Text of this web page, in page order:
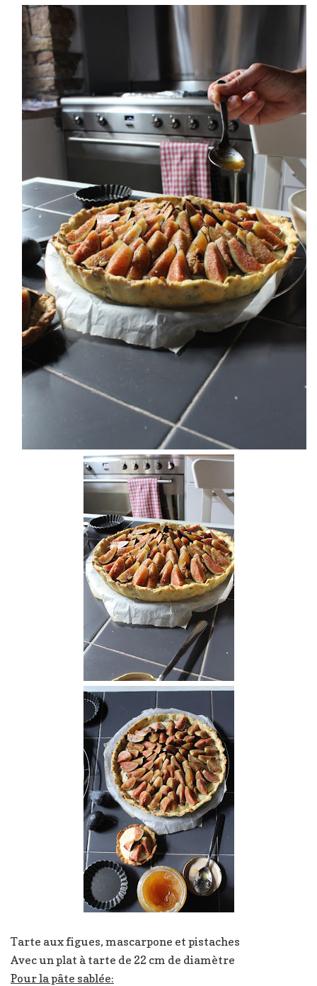
Tarte aux figues, mascarpone et pistaches
Avec un plat à tarte de 22 cm de diamètre
Pour la pâte sablée: